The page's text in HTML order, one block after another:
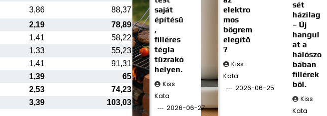
3,86
88,37
2,19
78,89
1,41
58,22
1,33
55,23
1,41
91,31
1,39
65
2,53
74,23
3,39 103,03
saját
építésű
,
filléres
tégla
tűzrakó
helyen.
Kiss
Kata
2026-06-27
elektro
mos
bögrem
elegítő
?
Kiss
Kata
2026-06-25
sét
házilag
– Új
hangul
at a
hálószo
bában
fillérek
ből.
Kiss
Kata